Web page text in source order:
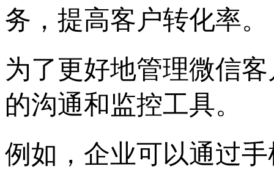
务，提高客户转化率。
为了更好地管理微信
的沟通和监控工具。
例如，企业可以通过